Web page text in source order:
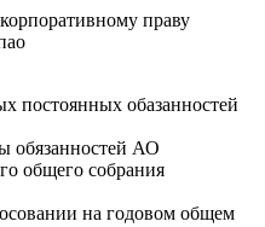
праву
постоянных обазанностей
обязанностей АО
общего собрания
на годовом общем